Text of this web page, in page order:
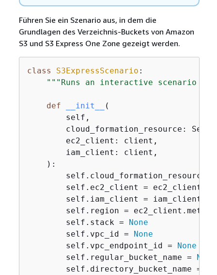
Führen Sie ein Szenario aus, in dem die
Grundlagen des Verzeichnis-Buckets von Amazon
S3 und S3 Express One Zone gezeigt werden.
class S3ExpressScenario :
"""Runs an interactive scenario
def __init__
(
        self,
cloud_formation_resource:
        ec2_client: client,
        iam_client: client,
):
self.cloud_formation_resource
        self.ec2_client = ec2_client
        self.iam_client = iam_client
self.region =
        self.stack =
None
        self.vpc_id =
None
        self.vpc_endpoint_id =
None
        self.regular_bucket_name =
None
        self.directory_bucket_name =